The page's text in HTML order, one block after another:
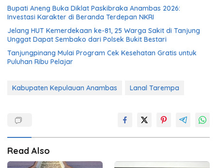
Bupati Aneng Buka Diklat Paskibraka Anambas 2026:
Investasi Karakter di Beranda Terdepan NKRI
Jelang HUT Kemerdekaan ke-81, 25 Warga Sakit di Tanjung
Unggat Dapat Sembako dari Polsek Bukit Bestari
Tanjungpinang Mulai Program Cek Kesehatan Gratis untuk
Puluhan Ribu Pelajar
Kabupaten Kepulauan Anambas Lanal Tarempa
Read Also